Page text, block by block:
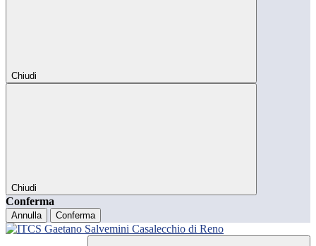
Chiudi
Chiudi
Conferma
Annulla Conferma